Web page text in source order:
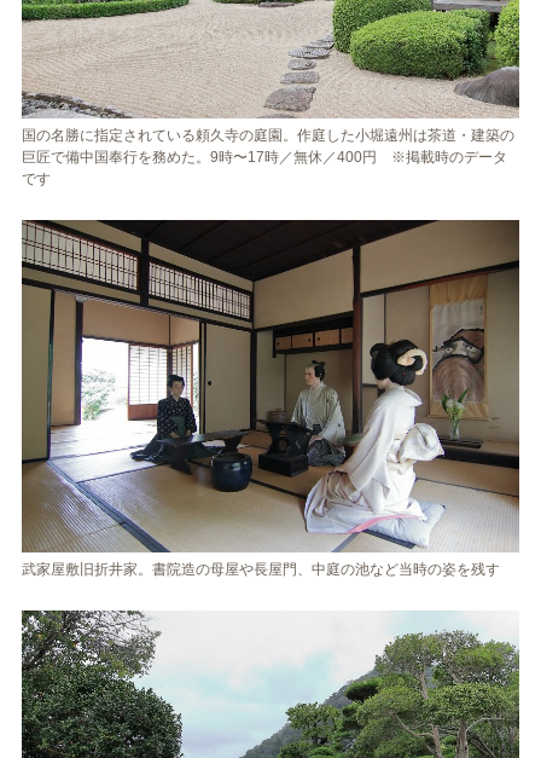
国の名勝に指定されている頼久寺の庭園。作庭した小堀遠州は茶道・建築の
巨匠で備中国奉行を務めた。9時〜17時／無休／400円 ※掲載時のデータ
です
武家屋敷旧折井家。書院造の母屋や長屋門、中庭の池など当時の姿を残す